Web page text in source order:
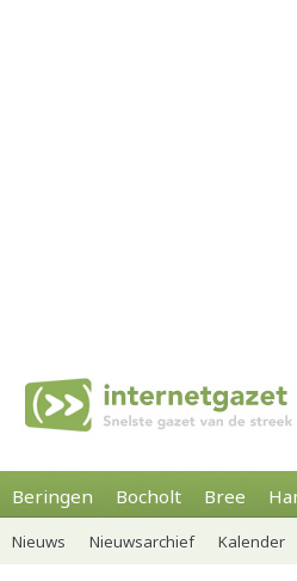
Beringen Bocholt Bree
Nieuws Nieuwsarchief Kalender